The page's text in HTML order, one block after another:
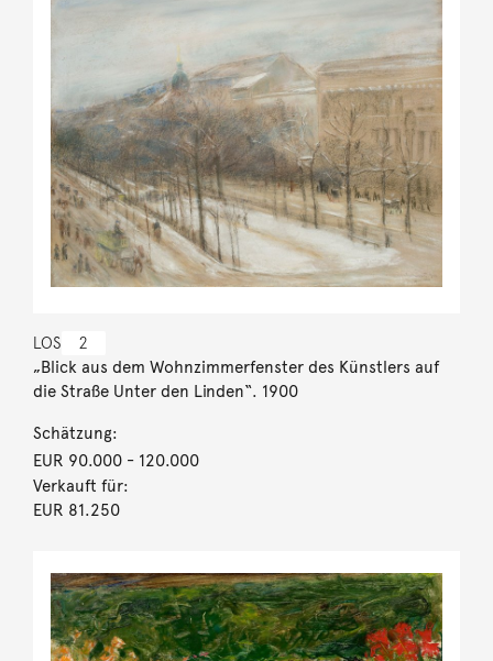
LOS 2
„Blick aus dem Wohnzimmerfenster des Künstlers auf
die Straße Unter den Linden“. 1900
Schätzung:
EUR 90.000- 120.000
Verkauft für:
EUR 81.250